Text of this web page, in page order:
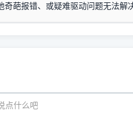
都在远程帮网友安装各种打印机驱动
：只要驱动顺利装完，设备管理器
）通过"网络打印共享器"硬件可直接
笔记本提醒：若您的电脑是搭载
动将无法兼容，必须联系官方寻求
进入左侧「安
在系统工具模
打印服务，清除各种顽固卡死、无
并查看打印机当前的真实硬件端口
奇葩报错、或疑难驱动问题无法解
点什么吧